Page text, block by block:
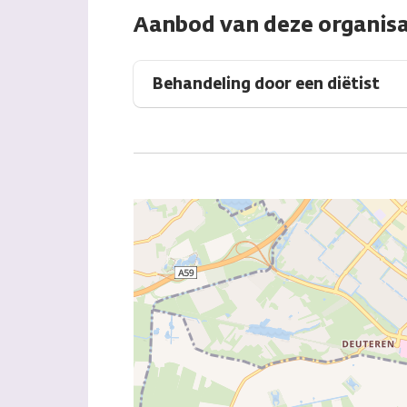
Aanbod van deze
Behandeling door een diëtist